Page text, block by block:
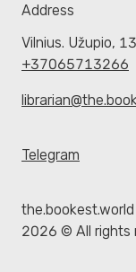
Address
Vilnius. Užupio, 13
+37065713266
Telegram
the.bookest.world
2026 © All rights